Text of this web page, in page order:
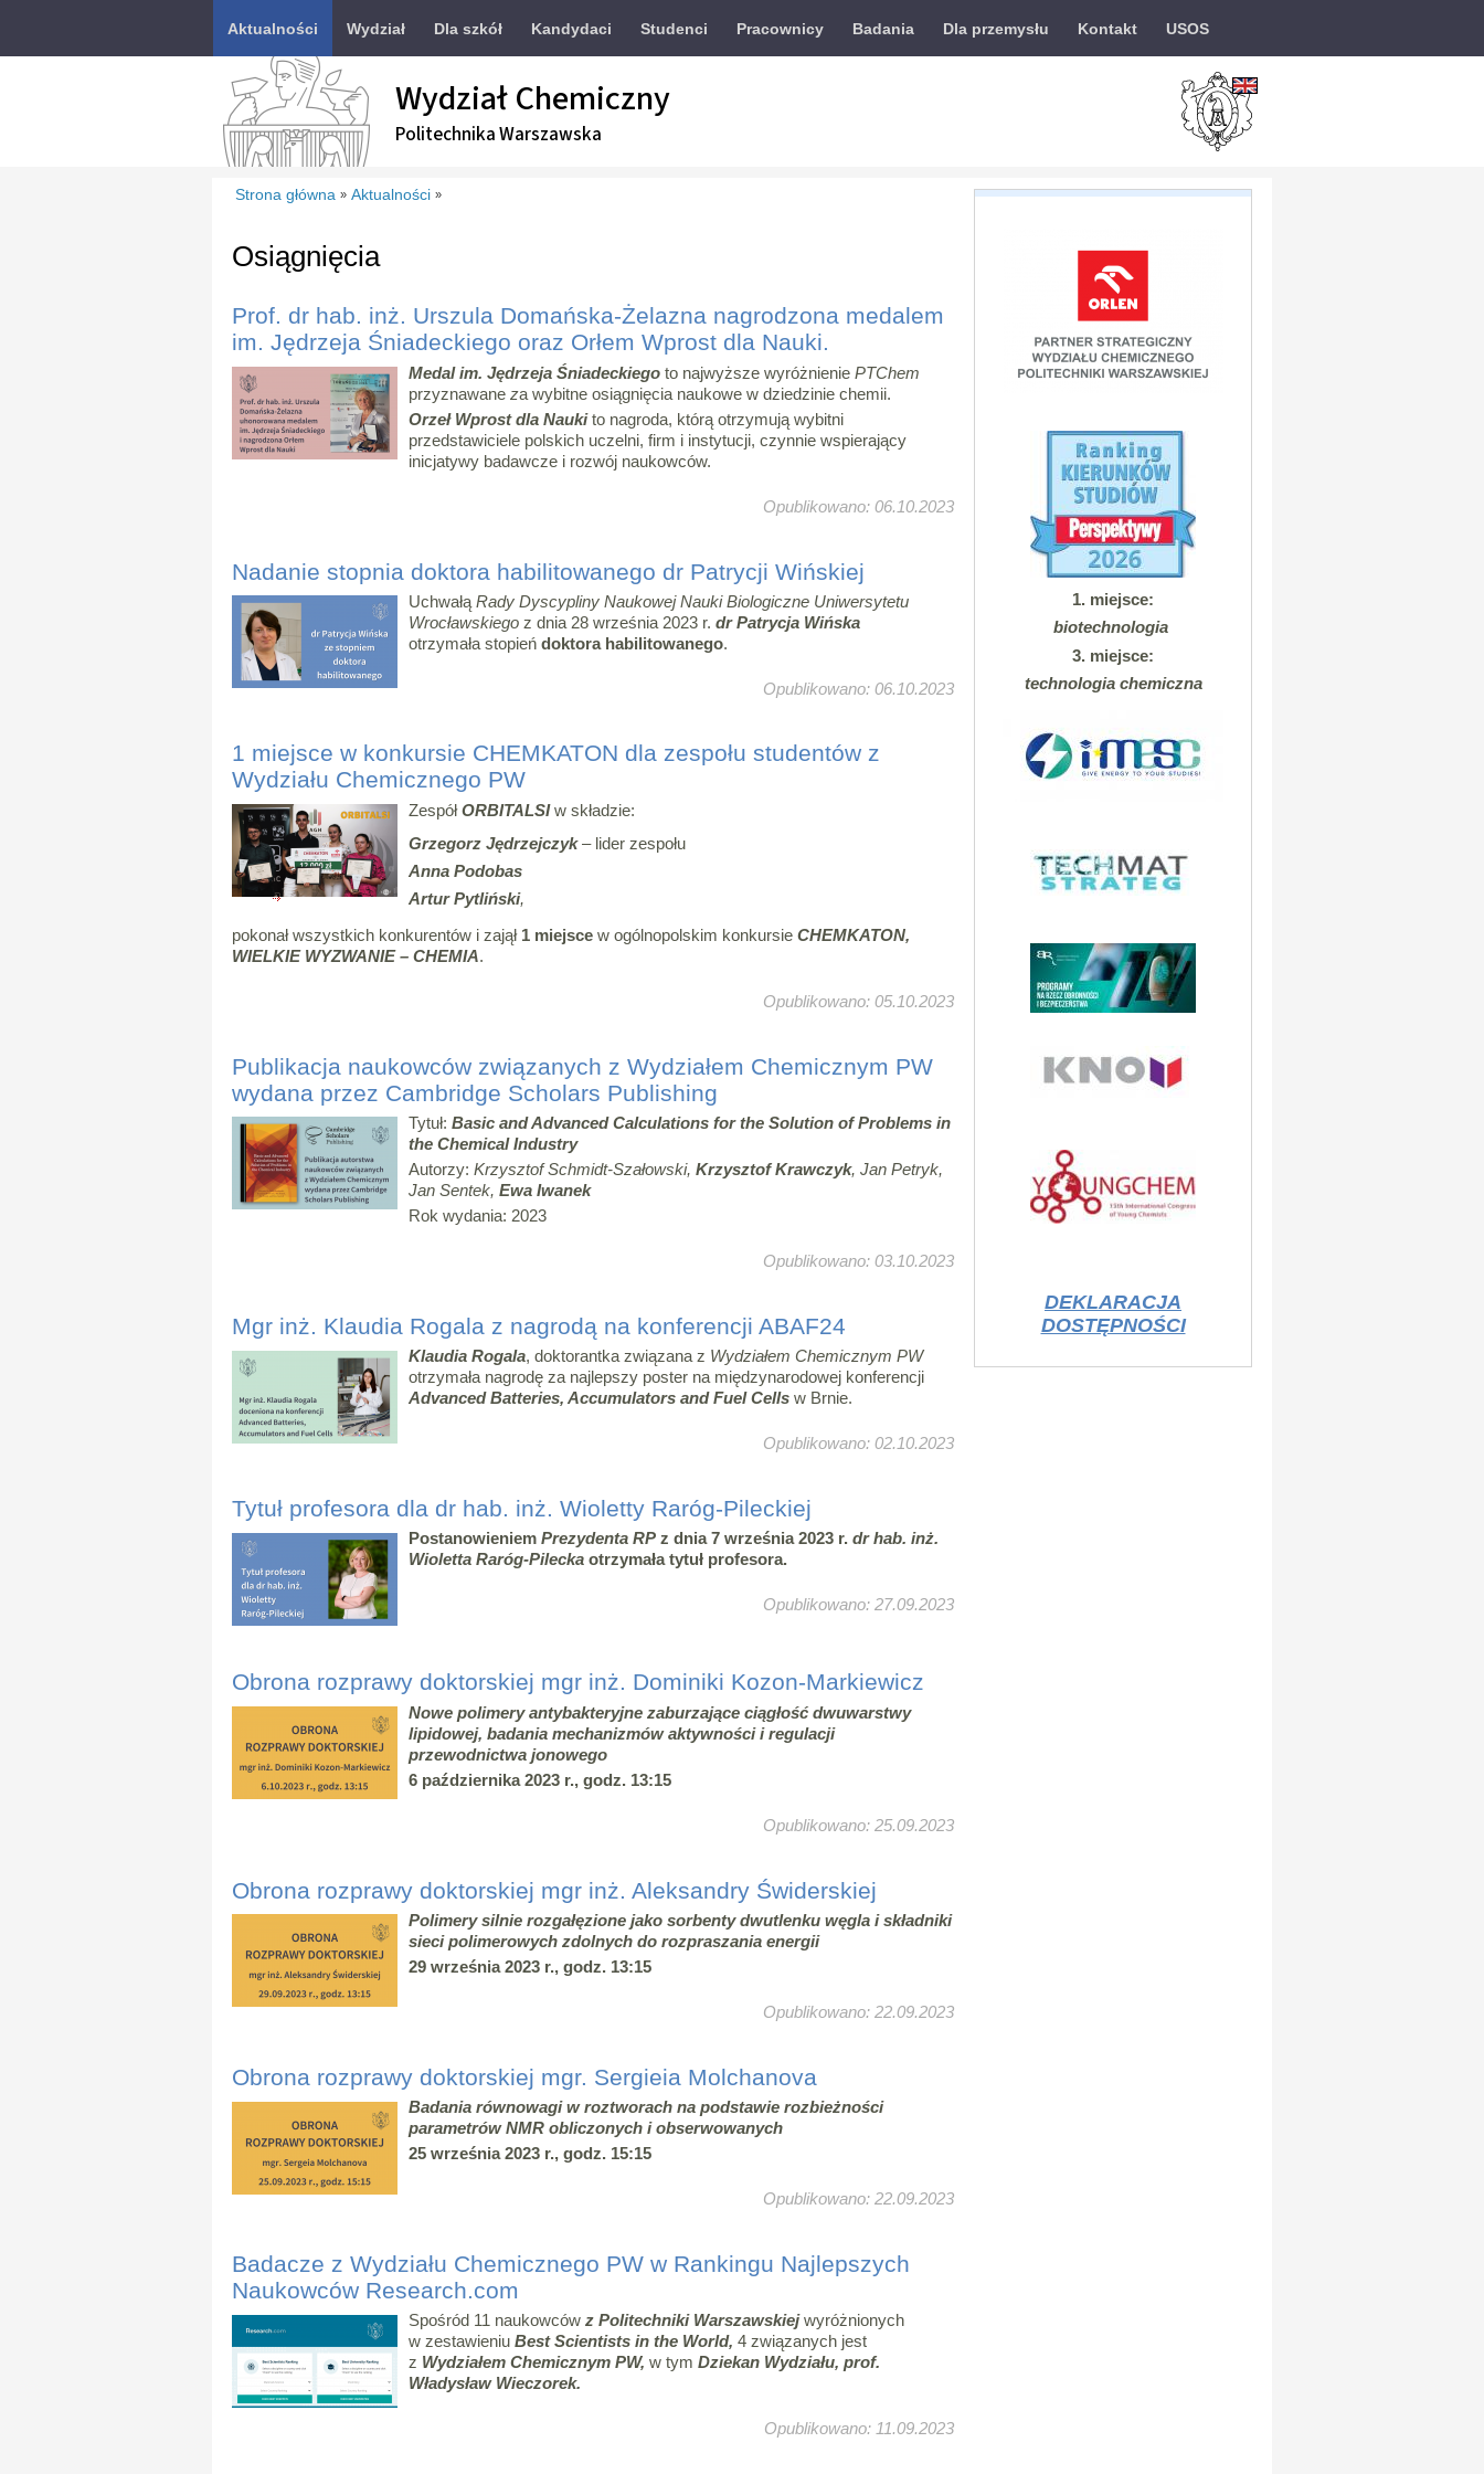
Aktualności Wydział Dla szkół Kandydaci Studenci Pracownicy Badania Dla przemysłu Kontakt USOS
Wydział Chemiczny
Politechnika Warszawska
Strona główna » Aktualności »
Osiągnięcia
Prof. dr hab. inż. Urszula Domańska-Żelazna nagrodzona medalem
im. Jędrzeja Śniadeckiego oraz Orłem Wprost dla Nauki.
Medal im. Jędrzeja Śniadeckiego to najwyższe wyróżnienie PTChem
przyznawane za wybitne osiągnięcia naukowe w dziedzinie chemii.
Orzeł Wprost dla Nauki to nagroda, którą otrzymują wybitni
przedstawiciele polskich uczelni, firm i instytucji, czynnie wspierający
inicjatywy badawcze i rozwój naukowców.
Opublikowano: 06.10.2023
Nadanie stopnia doktora habilitowanego dr Patrycji Wińskiej
Uchwałą Rady Dyscypliny Naukowej Nauki Biologiczne Uniwersytetu
Wrocławskiego z dnia 28 września 2023 r. dr Patrycja Wińska
otrzymała stopień doktora habilitowanego.
Opublikowano: 06.10.2023
1 miejsce w konkursie CHEMKATON dla zespołu studentów z
Wydziału Chemicznego PW
ZespółORBITALSI w składzie:
Grzegorz Jędrzejczyk – lider zespołu
Anna Podobas
Artur Pytliński,
pokonał wszystkich konkurentów i zajął 1 miejsce w ogólnopolskim konkursie CHEMKATON,
WIELKIE WYZWANIE – CHEMIA.
Opublikowano: 05.10.2023
Publikacja naukowców związanych z Wydziałem Chemicznym PW
wydana przez Cambridge Scholars Publishing
Tytuł: Basic and Advanced Calculations for the Solution of Problems in
the Chemical Industry
Autorzy: Krzysztof Schmidt-Szałowski, Krzysztof Krawczyk, Jan Petryk,
Jan Sentek, Ewa Iwanek
Rok wydania: 2023
Opublikowano: 03.10.2023
Mgr inż. Klaudia Rogala z nagrodą na konferencji ABAF24
Klaudia Rogala, doktorantka związana z Wydziałem Chemicznym PW
otrzymała nagrodę za najlepszy poster na międzynarodowej konferencji
Advanced Batteries, Accumulators and Fuel Cells w Brnie.
Opublikowano: 02.10.2023
Tytuł profesora dla dr hab. inż. Wioletty Raróg-Pileckiej
Postanowieniem Prezydenta RP z dnia 7 września 2023 r. dr hab. inż.
Wioletta Raróg-Pilecka otrzymała tytuł profesora.
Opublikowano: 27.09.2023
Obrona rozprawy doktorskiej mgr inż. Dominiki Kozon-Markiewicz
Nowe polimery antybakteryjne zaburzające ciągłość dwuwarstwy
lipidowej, badania mechanizmów aktywności i regulacji
przewodnictwa jonowego
6 października 2023 r., godz. 13:15
Opublikowano: 25.09.2023
Obrona rozprawy doktorskiej mgr inż. Aleksandry Świderskiej
Polimery silnie rozgałęzione jako sorbenty dwutlenku węgla i składniki
sieci polimerowych zdolnych do rozpraszania energii
29 września 2023 r., godz. 13:15
Opublikowano: 22.09.2023
Obrona rozprawy doktorskiej mgr. Sergieia Molchanova
Badania równowagi w roztworach na podstawie rozbieżności
parametrów NMR obliczonych i obserwowanych
25 września 2023 r., godz. 15:15
Opublikowano: 22.09.2023
Badacze z Wydziału Chemicznego PW w Rankingu Najlepszych
Naukowców Research.com
Spośród 11 naukowców z Politechniki Warszawskiejwyróżnionych
w zestawieniu Best Scientists in the World, 4 związanych jest
z Wydziałem Chemicznym PW, w tym Dziekan Wydziału, prof.
Władysław Wieczorek.
Opublikowano: 11.09.2023
1. miejsce:
biotechnologia
3. miejsce:
technologia chemiczna
DEKLARACJA
DOSTĘPNOŚCI